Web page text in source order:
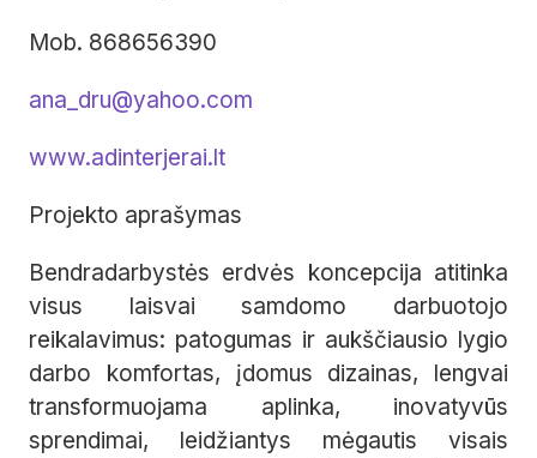
Mob. 868656390
ana_dru@yahoo.com
www.adinterjerai.lt
Projekto aprašymas
Bendradarbystės erdvės koncepcija atitinka
visus laisvai samdomo darbuotojo
reikalavimus: patogumas ir aukščiausio lygio
darbo komfortas, įdomus dizainas, lengvai
transformuojama aplinka, inovatyvūs
sprendimai, leidžiantys mėgautis visais